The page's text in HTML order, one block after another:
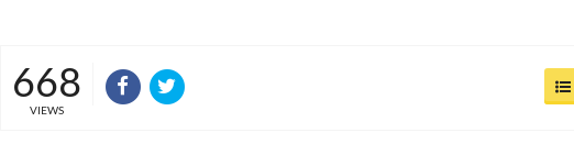
668
VIEWS